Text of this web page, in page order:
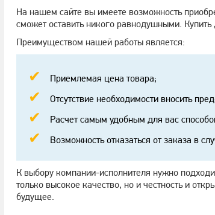
На нашем сайте вы имеете возможность
сможет оставить никого равнодушными.
Преимуществом нашей работы является:
Приемлемая цена товара;
Отсутствие необходимости вносить
Расчет самым удобным для вас
Возможность отказаться от заказа в
К выбору компании-исполнителя нужно
только высокое качество, но и честность и
будущее.